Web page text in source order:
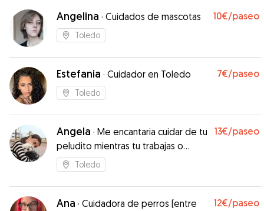
Angelina · Cuidados de mascotas 10€/paseo
Toledo
Estefania · Cuidador en Toledo 7€/paseo
Toledo
Angela · Me encantaria cuidar de tu
peludito mientras tu trabajas o
necesitas salir de casa!
13€/paseo
Toledo
Ana · Cuidadora de perros (entre
12€/paseo